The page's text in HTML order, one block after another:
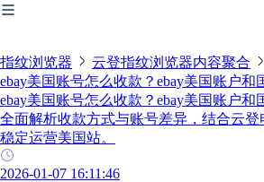
指纹浏览器 云登指纹浏览器内容聚合
ebay美国账号怎么收款？ebay美国账户和
ebay美国账号怎么收款？ebay美国账户和
全面解析收款方式与账号差异，结合云
稳定运营美国站。
2026-01-07 16:11:46